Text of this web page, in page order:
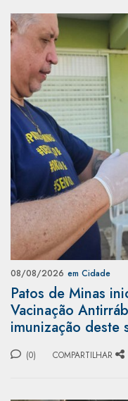
08/08/2026 em Cidade
Patos de Minas
Vacinação
imunização deste
(0) COMPARTILHAR